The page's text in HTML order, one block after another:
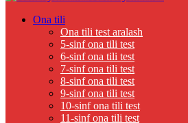
Ona tili
Ona tili test aralash
5-sinf ona tili test
6-sinf ona tili test
7-sinf ona tili test
8-sinf ona tili test
9-sinf ona tili test
10-sinf ona tili test
11-sinf ona tili test